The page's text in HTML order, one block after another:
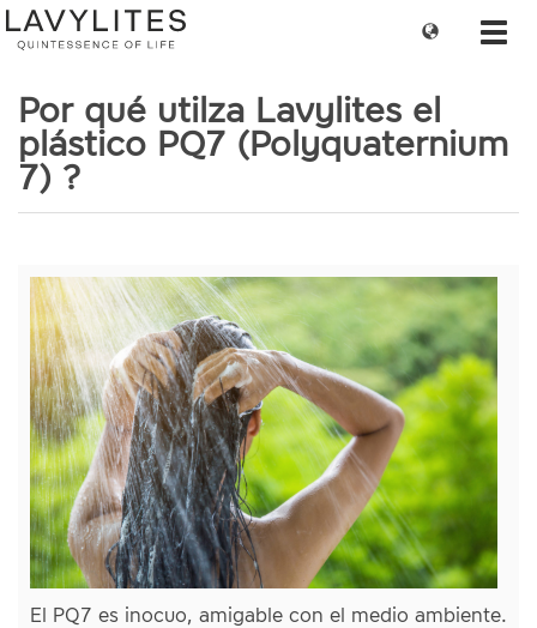
Change
Por qué utilza Lavylites el
plástico PQ7 (Polyquaternium
7) ?
El PQ7 es inocuo, amigable con el medio ambiente.